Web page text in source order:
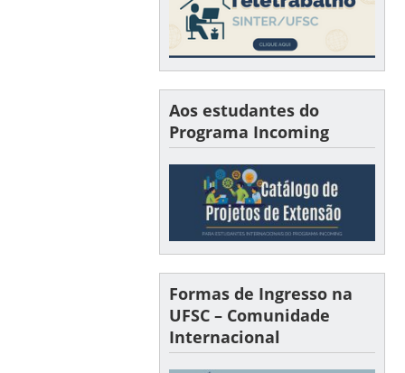
Aos estudantes do
Programa Incoming
Formas de Ingresso na
UFSC – Comunidade
Internacional